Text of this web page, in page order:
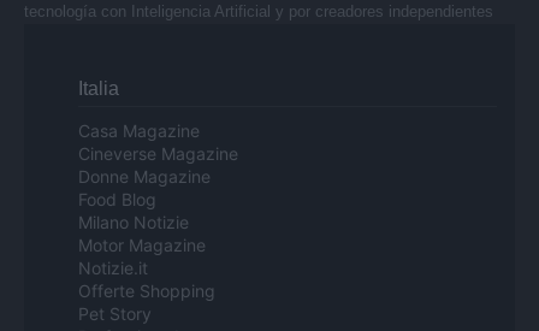
tecnología con Inteligencia Artificial y por creadores independientes
Italia
Casa Magazine
Cineverse Magazine
Donne Magazine
Food Blog
Milano Notizie
Motor Magazine
Notizie.it
Offerte Shopping
Pet Story